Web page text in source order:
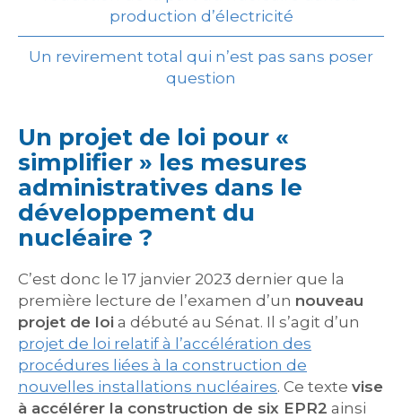
production d’électricité
Un revirement total qui n’est pas sans poser
question
Un projet de loi pour «
simplifier » les mesures
administratives dans le
développement du
nucléaire ?
C’est donc le 17 janvier 2023 dernier que la
première lecture de l’examen d’un nouveau
projet de loi a débuté au Sénat. Il s’agit d’un
projet de loi relatif à l’accélération des
procédures liées à la construction de
nouvelles installations nucléaires. Ce texte vise
à accélérer la construction de six EPR2 ainsi